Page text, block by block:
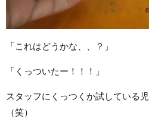
「これはどうかな、、？」
「くっついたー！！！」
スタッフにくっつくか試している
（笑）